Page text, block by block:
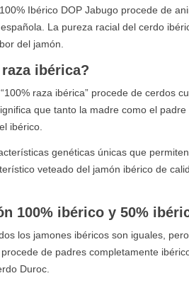
Ibérico DOP Jabugo procede de
La pureza racial del cerdo
del jamón.
ibérica?
raza ibérica” procede de cerdos
que tanto la madre como el
ibérico.
genéticas únicas que
veteado del jamón ibérico de
100% ibérico y 50%
los jamones ibéricos son iguales,
de padres completamente
Duroc.